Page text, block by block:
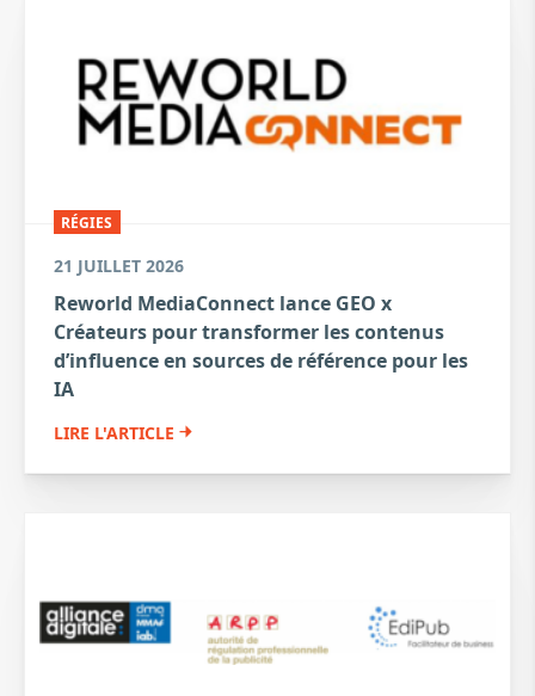
RÉGIES
21 JUILLET 2026
Reworld MediaConnect lance GEO x
Créateurs pour transformer les contenus
d’influence en sources de référence pour les
IA
LIRE L'ARTICLE